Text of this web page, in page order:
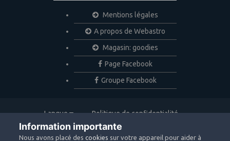
Mentions légales
A propos de Webastro
Magasin: goodies
Page Facebook
Groupe Facebook
Langue
Politique de confidentialité
Nous contacter
Copyright © 2020 Webastro
Information importante
Nous avons placé descookies sur votre appareil pour aider à